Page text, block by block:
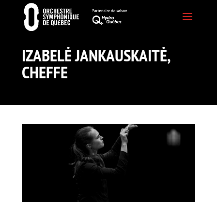
IZABELĖ JANKAUSKAITĖ,
CHEFFE